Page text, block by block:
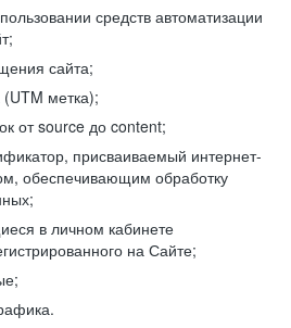
средств автоматизации
сайта;
(UTM метка);
от source до content;
присваиваемый интернет-
обеспечивающим обработку
в личном кабинете
на Сайте;